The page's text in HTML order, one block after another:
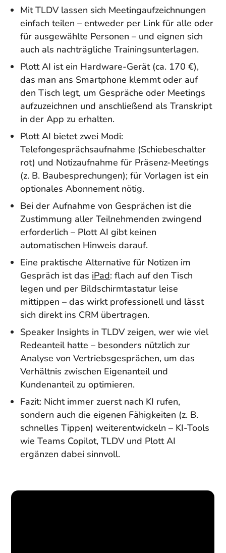
Mit TLDV lassen sich Meetingaufzeichnungen
einfach teilen – entweder per Link für alle oder
für ausgewählte Personen – und eignen sich
auch als nachträgliche Trainingsunterlagen.
Plott AI ist ein Hardware-Gerät (ca. 170 €),
das man ans Smartphone klemmt oder auf
den Tisch legt, um Gespräche oder Meetings
aufzuzeichnen und anschließend als Transkript
in der App zu erhalten.
Plott AI bietet zwei Modi:
Telefongesprächsaufnahme (Schiebeschalter
rot) und Notizaufnahme für Präsenz-Meetings
(z. B. Baubesprechungen); für Vorlagen ist ein
optionales Abonnement nötig.
Bei der Aufnahme von Gesprächen ist die
Zustimmung aller Teilnehmenden zwingend
erforderlich – Plott AI gibt keinen
automatischen Hinweis darauf.
Eine praktische Alternative für Notizen im
Gespräch ist das iPad: flach auf den Tisch
legen und per Bildschirmtastatur leise
mittippen – das wirkt professionell und lässt
sich direkt ins CRM übertragen.
Speaker Insights in TLDV zeigen, wer wie viel
Redeanteil hatte – besonders nützlich zur
Analyse von Vertriebsgesprächen, um das
Verhältnis zwischen Eigenanteil und
Kundenanteil zu optimieren.
Fazit: Nicht immer zuerst nach KI rufen,
sondern auch die eigenen Fähigkeiten (z. B.
schnelles Tippen) weiterentwickeln – KI-Tools
wie Teams Copilot, TLDV und Plott AI
ergänzen dabei sinnvoll.